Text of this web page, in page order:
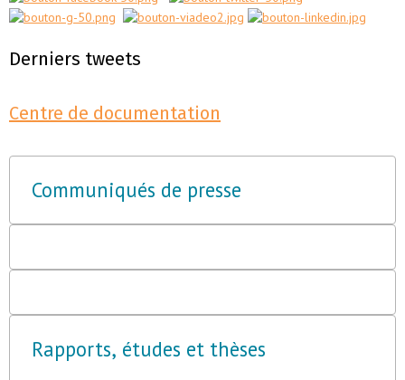
Derniers tweets
Centre de documentation
Communiqués de presse
Rapports, études et thèses